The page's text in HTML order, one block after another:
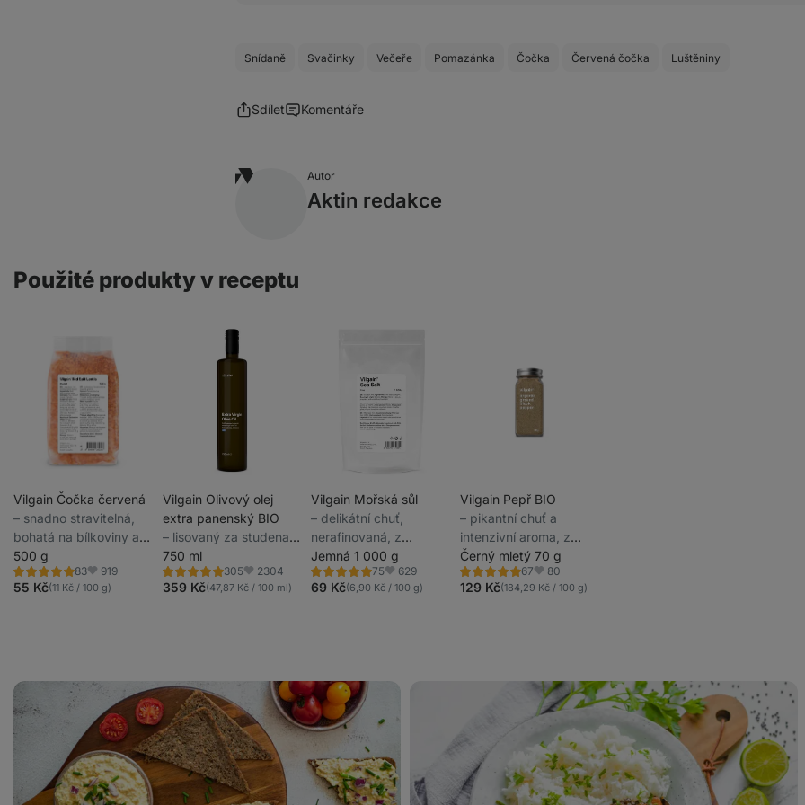
Snídaně Svačinky Večeře Pomazánka Čočka Červená čočka Luštěniny
Sdílet Komentáře
Autor
Aktin redakce
Použité produkty v receptu
Vilgain Čočka červená
⁠–⁠ snadno stravitelná,
bohatá na bílkoviny a
vlákninu, bez GMO
500 g
83
Hodnocení
4.9/5,
Oblíbené
919
55 Kč(11 Kč / 100 g)
Vilgain Olivový olej
extra panenský BIO
⁠–⁠ lisovaný za studena,
z výběrové odrůdy oliv,
původem od rodinné
farmy v Řecku
750 ml
305
Hodnocení
4.9/5,
Oblíbené
2304
359 Kč(47,87 Kč / 100 ml)
Vilgain Mořská sůl
⁠–⁠ delikátní chuť,
nerafinovaná, z
chráněné oblasti v
Řecku
Jemná 1 000 g
75
Hodnocení
4.9/5,
Oblíbené
629
69 Kč(6,90 Kč / 100 g)
Vilgain Pepř BIO
⁠–⁠ pikantní chuť a
intenzivní aroma, z
ekologického
zemědělství
Černý mletý 70 g
67
Hodnocení
5.0/5,
Oblíbené
80
129 Kč(184,29 Kč / 100 g)
Tuňáková
pomazánka
s
cottage